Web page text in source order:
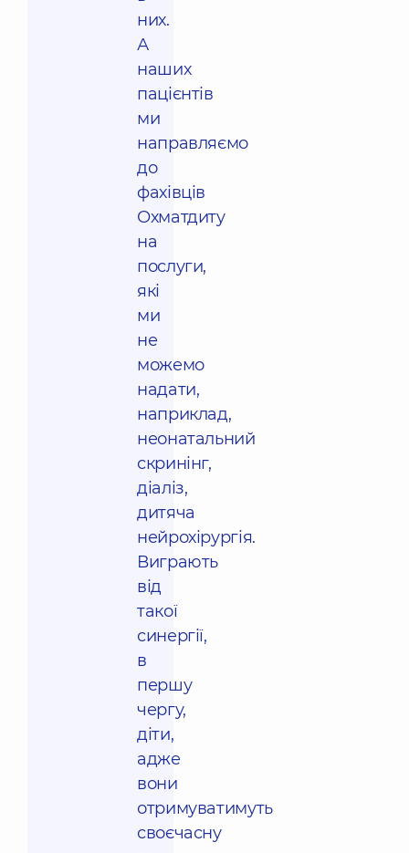
них.
А
наших
пацієнтів
ми
направляємо
до
фахівців
Охматдиту
на
послуги,
які
ми
не
можемо
надати,
наприклад,
неонатальний
скринінг,
діаліз,
дитяча
нейрохірургія.
Виграють
від
такої
синергії,
в
першу
чергу,
діти,
адже
вони
отримуватимуть
своєчасну